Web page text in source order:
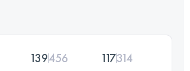
139456 117314